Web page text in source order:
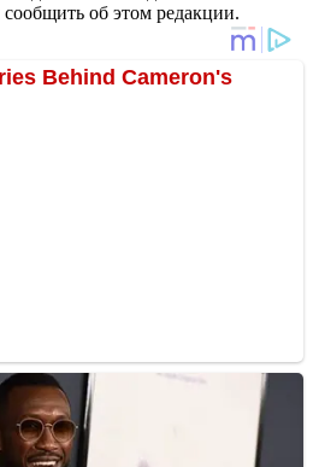
об этом редакции.